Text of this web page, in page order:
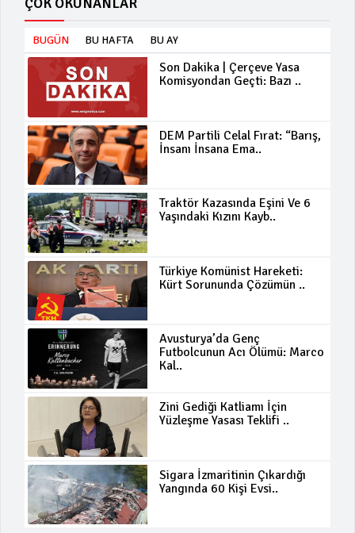
BUGÜN BU HAFTA BU AY
Son Dakika | Çerçeve Yasa
Komisyondan Geçti: Bazı ..
DEM Partili Celal Fırat: “Barış,
İnsanı İnsana Ema..
Traktör Kazasında Eşini Ve 6
Yaşındaki Kızını Kayb..
Türkiye Komünist Hareketi:
Kürt Sorununda Çözümün ..
Avusturya’da Genç
Futbolcunun Acı Ölümü: Marco
Kal..
Zini Gediği Katliamı İçin
Yüzleşme Yasası Teklifi ..
Sigara İzmaritinin Çıkardığı
Yangında 60 Kişi Evsi..